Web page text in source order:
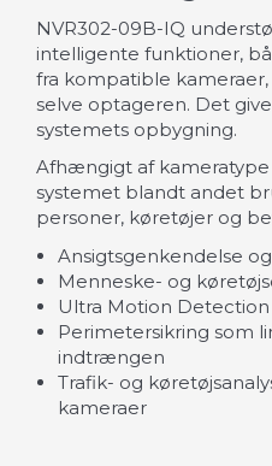
NVR302-09B-IQ
intelligente funktioner,
fra kompatible
selve optageren. Det
systemets opbygning.
Afhængigt af
systemet blandt andet
personer, køretøjer og
Ansigtsgenkendelse
Menneske- og
Ultra Motion Detection
Perimetersikring som
indtrængen
Trafik- og
kameraer